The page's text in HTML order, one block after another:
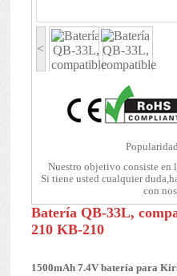
<
Nuestro objetivo consiste en
Si tiene usted cualquier
con
Batería QB-33L,
210 KB-210
1500mAh 7.4V batería para